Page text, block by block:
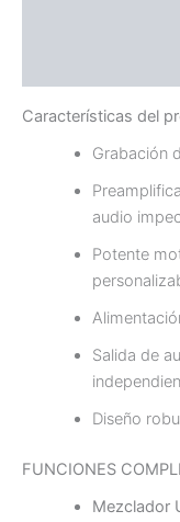
Características del
Grabación
audio
Potente
Salida de
Diseño
FUNCIONES
Mezclador